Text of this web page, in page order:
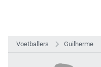
Voetballers Guilherme